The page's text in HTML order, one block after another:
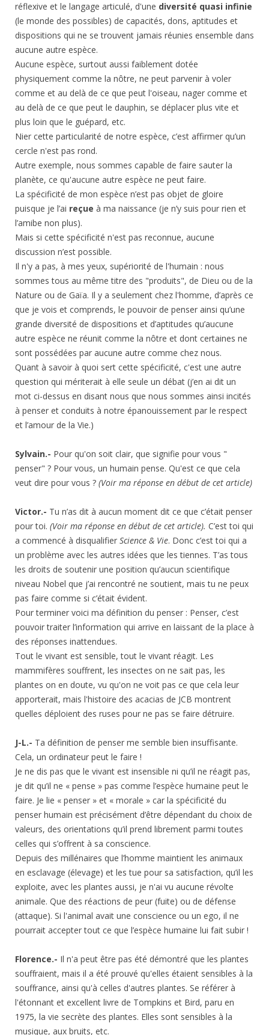
réflexive et le langage articulé, d'une diversité quasi infinie
(le monde des possibles) de capacités, dons, aptitudes et
dispositions qui ne se trouvent jamais réunies ensemble dans
aucune autre espèce.
Aucune espèce, surtout aussi faiblement dotée
physiquement comme la nôtre, ne peut parvenir à voler
comme et au delà de ce que peut l'oiseau, nager comme et
au delà de ce que peut le dauphin, se déplacer plus vite et
plus loin que le guépard, etc.
Nier cette particularité de notre espèce, c’est affirmer qu’un
cercle n'est pas rond.
Autre exemple, nous sommes capable de faire sauter la
planète, ce qu'aucune autre espèce ne peut faire.
La spécificité de mon espèce n’est pas objet de gloire
puisque je l’ai reçue à ma naissance (je n’y suis pour rien et
l’amibe non plus).
Mais si cette spécificité n'est pas reconnue, aucune
discussion n’est possible.
Il n'y a pas, à mes yeux, supériorité de l'humain : nous
sommes tous au même titre des "produits", de Dieu ou de la
Nature ou de Gaïa. Il y a seulement chez l'homme, d’après ce
que je vois et comprends, le pouvoir de penser ainsi qu’une
grande diversité de dispositions et d’aptitudes qu’aucune
autre espèce ne réunit comme la nôtre et dont certaines ne
sont possédées par aucune autre comme chez nous.
Quant à savoir à quoi sert cette spécificité, c'est une autre
question qui mériterait à elle seule un débat (j’en ai dit un
mot ci-dessus en disant nous que nous sommes ainsi incités
à penser et conduits à notre épanouissement par le respect
et l’amour de la Vie.)
Sylvain.- Pour qu'on soit clair, que signifie pour vous "
penser" ? Pour vous, un humain pense. Qu'est ce que cela
veut dire pour vous ? (Voir ma réponse en début de cet article)
Victor.- Tu n’as dit à aucun moment dit ce que c’était penser
pour toi. (Voir ma réponse en début de cet article). C’est toi qui
a commencé à disqualifier Science & Vie. Donc c’est toi qui a
un problème avec les autres idées que les tiennes. T’as tous
les droits de soutenir une position qu’aucun scientifique
niveau Nobel que j’ai rencontré ne soutient, mais tu ne peux
pas faire comme si c’était évident.
Pour terminer voici ma définition du penser : Penser, c’est
pouvoir traiter l’information qui arrive en laissant de la place à
des réponses inattendues.
Tout le vivant est sensible, tout le vivant réagit. Les
mammifères souffrent, les insectes on ne sait pas, les
plantes on en doute, vu qu'on ne voit pas ce que cela leur
apporterait, mais l'histoire des acacias de JCB montrent
quelles déploient des ruses pour ne pas se faire détruire.
J-L.- Ta définition de penser me semble bien insuffisante.
Cela, un ordinateur peut le faire !
Je ne dis pas que le vivant est insensible ni qu’il ne réagit pas,
je dit qu’il ne « pense » pas comme l’espèce humaine peut le
faire. Je lie « penser » et « morale » car la spécificité du
penser humain est précisément d’être dépendant du choix de
valeurs, des orientations qu’il prend librement parmi toutes
celles qui s’offrent à sa conscience.
Depuis des millénaires que l’homme maintient les animaux
en esclavage (élevage) et les tue pour sa satisfaction, qu’il les
exploite, avec les plantes aussi, je n'ai vu aucune révolte
animale. Que des réactions de peur (fuite) ou de défense
(attaque). Si l'animal avait une conscience ou un ego, il ne
pourrait accepter tout ce que l’espèce humaine lui fait subir !
Florence.- Il n'a peut être pas été démontré que les plantes
souffraient, mais il a été prouvé qu'elles étaient sensibles à la
souffrance, ainsi qu'à celles d'autres plantes. Se référer à
l'étonnant et excellent livre de Tompkins et Bird, paru en
1975, la vie secrète des plantes. Elles sont sensibles à la
musique, aux bruits, etc.